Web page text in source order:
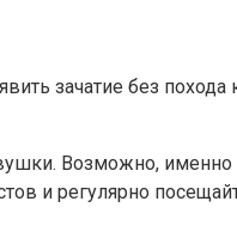
зачатие без похода
Возможно, именно
и регулярно